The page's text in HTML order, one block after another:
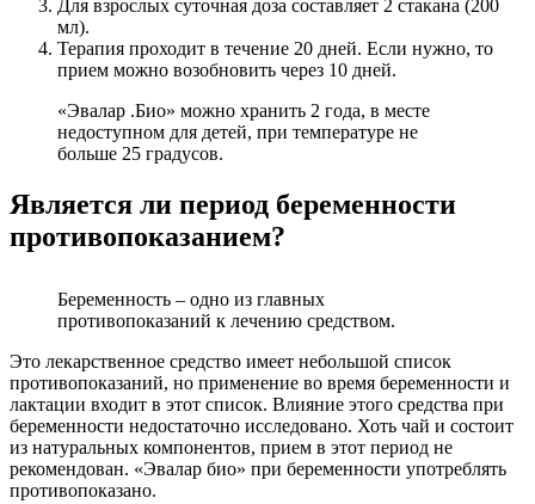
Для взрослых суточная доза составляет 2 стакана (200
мл).
Терапия проходит в течение 20 дней. Если нужно, то
прием можно возобновить через 10 дней.
«Эвалар .Био» можно хранить 2 года, в месте
недоступном для детей, при температуре не
больше 25 градусов.
Является ли период беременности
противопоказанием?
Беременность – одно из главных
противопоказаний к лечению средством.
Это лекарственное средство имеет небольшой список
противопоказаний, но применение во время беременности и
лактации входит в этот список. Влияние этого средства при
беременности недостаточно исследовано. Хоть чай и состоит
из натуральных компонентов, прием в этот период не
рекомендован. «Эвалар био» при беременности употреблять
противопоказано.